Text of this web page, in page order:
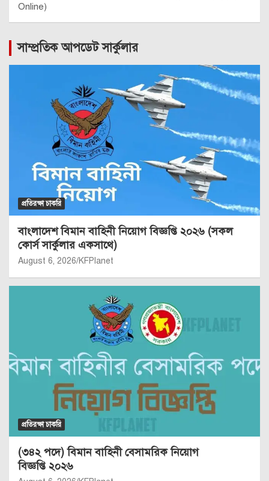
Online)
সাম্প্রতিক আপডেট সার্কুলার
প্রতিরক্ষা চাকরি
বাংলাদেশ বিমান বাহিনী নিয়োগ বিজ্ঞপ্তি ২০২৬ (সকল
কোর্স সার্কুলার একসাথে)
August 6, 2026 KFPlanet
প্রতিরক্ষা চাকরি
(৩৪২ পদে) বিমান বাহিনী বেসামরিক নিয়োগ
বিজ্ঞপ্তি ২০২৬